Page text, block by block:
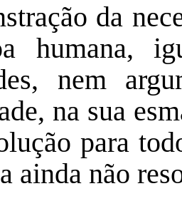
da
humana,
nem
na sua
para
ainda não